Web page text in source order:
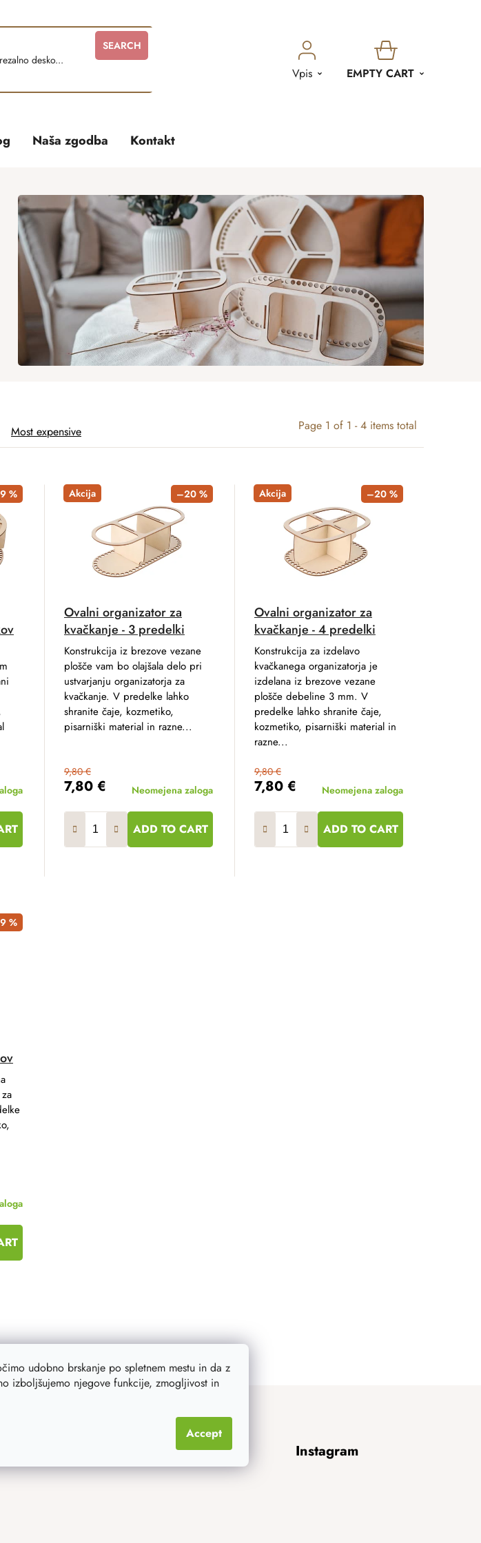
udobno brskanje po spletnem mestu in da z
izboljšujemo njegove funkcije, zmogljivost in
Accept
SEARCH
Vpis
SHOPPING
EMPTY CART
Naša zgodba Kontakt
Page 1 of 1 -4 items total
Most expensive
% Akcija –20 %
Ovalni organizator za
kvačkanje - 3 predelki
7,80 €
9,80 €
Neomejena zaloga
ADD TO CART
Konstrukcija iz brezove vezane
plošče vam bo olajšala delo pri
ustvarjanju organizatorja za
kvačkanje. V predelke lahko
shranite čaje, kozmetiko,
pisarniški material in razne...
Akcija –20 %
Ovalni organizator za
kvačkanje - 4 predelki
7,80 €
9,80 €
Neomejena zaloga
ADD TO CART
Konstrukcija za izdelavo
kvačkanega organizatorja je
izdelana iz brezove vezane
plošče debeline 3 mm. V
predelke lahko shranite čaje,
kozmetiko, pisarniški material in
razne...
%
L
i
s
t
i
n
Instagram